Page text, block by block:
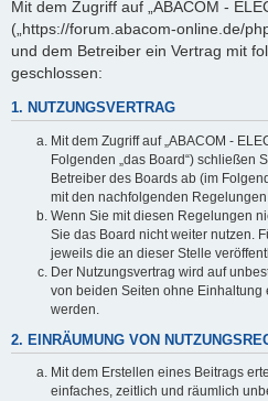
Mit dem Zugriff auf „ABACOM -
(„https://forum.abacom-online.de/
und dem Betreiber ein Vertrag mit
geschlossen:
1. NUTZUNGSVERTRAG
Mit dem Zugriff auf „ABACOM -
Folgenden „das Board“) schließen
Betreiber des Boards ab (im
mit den nachfolgenden
Wenn Sie mit diesen Regelungen
Sie das Board nicht weiter nutzen.
jeweils die an dieser Stelle
Der Nutzungsvertrag wird auf
von beiden Seiten ohne Einhaltung
werden.
2. EINRÄUMUNG VON
Mit dem Erstellen eines Beitrags
einfaches, zeitlich und räumlich